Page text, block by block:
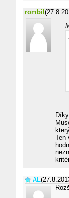
rombil
Ten
AL